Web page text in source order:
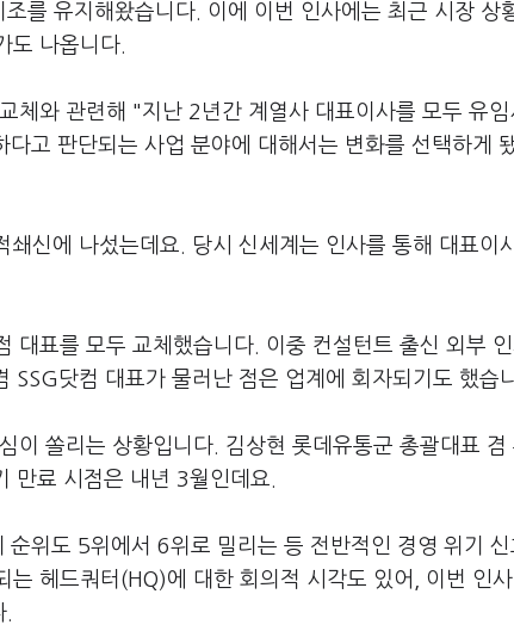
를 유지해왔습니다. 이에 이번 인사에는 최근 시장 상
도 나옵니다.
체와 관련해 "지난 2년간 계열사 대표이사를 모두 유임
고 판단되는 사업 분야에 대해서는 변화를 선택하게
신에 나섰는데요. 당시 신세계는 인사를 통해 대표이
대표를 모두 교체했습니다. 이중 컨설턴트 출신 외부
SSG닷컴 대표가 물러난 점은 업계에 회자되기도 했습
이 쏠리는 상황입니다. 김상현 롯데유통군 총괄대표 겸
만료 시점은 내년 3월인데요.
위도 5위에서 6위로 밀리는 등 전반적인 경영 위기
는 헤드쿼터(HQ)에 대한 회의적 시각도 있어, 이번 인